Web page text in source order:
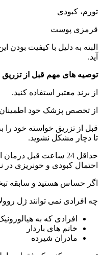
تورم، کبودی
قرمزی پوست
البته به دلیل با کیفیت
آید.
توصیه های مهم قبل از
از برند معتبر استفاده کنید.
از تخصص پزشک خود
قبل از تزریق خواسته خود
تا دچار مشکل نشوید.
حداقل 24 ساعت قبل
احتمال کبودی و خونریزی در
اگر حساس هستید و سابقه
چه افرادی نمی توانند ژل
افرادی که به
خانم های باردار
مادران شیرده